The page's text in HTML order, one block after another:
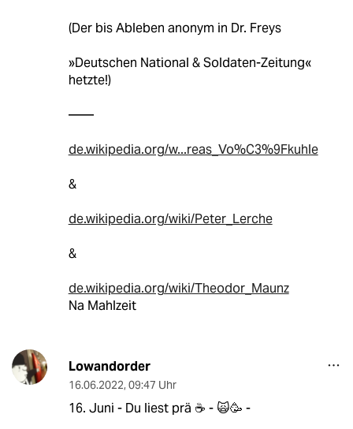
(Der bis Ableben anonym in Dr. Freys
»Deutschen National & Soldaten-Zeitung«
hetzte!)
——
de.wikipedia.org/w...reas_Vo%C3%9Fkuhle
&
de.wikipedia.org/wiki/Peter_Lerche
&
de.wikipedia.org/wiki/Theodor_Maunz
Na Mahlzeit
Lowandorder
16.06.2022, 09:47 Uhr
16. Juni - Du liest prä ☕️ - 🙀🥳 -